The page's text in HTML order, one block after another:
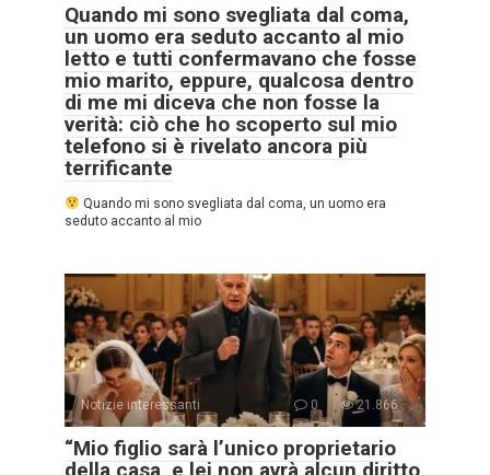
Quando mi sono svegliata dal coma,
un uomo era seduto accanto al mio
letto e tutti confermavano che fosse
mio marito, eppure, qualcosa dentro
di me mi diceva che non fosse la
verità: ciò che ho scoperto sul mio
telefono si è rivelato ancora più
terrificante
Quando mi sono svegliata dal coma, un uomo era
seduto accanto al mio
Notizie interessanti 0 21.866
“Mio figlio sarà l’unico proprietario
della casa, e lei non avrà alcun diritto